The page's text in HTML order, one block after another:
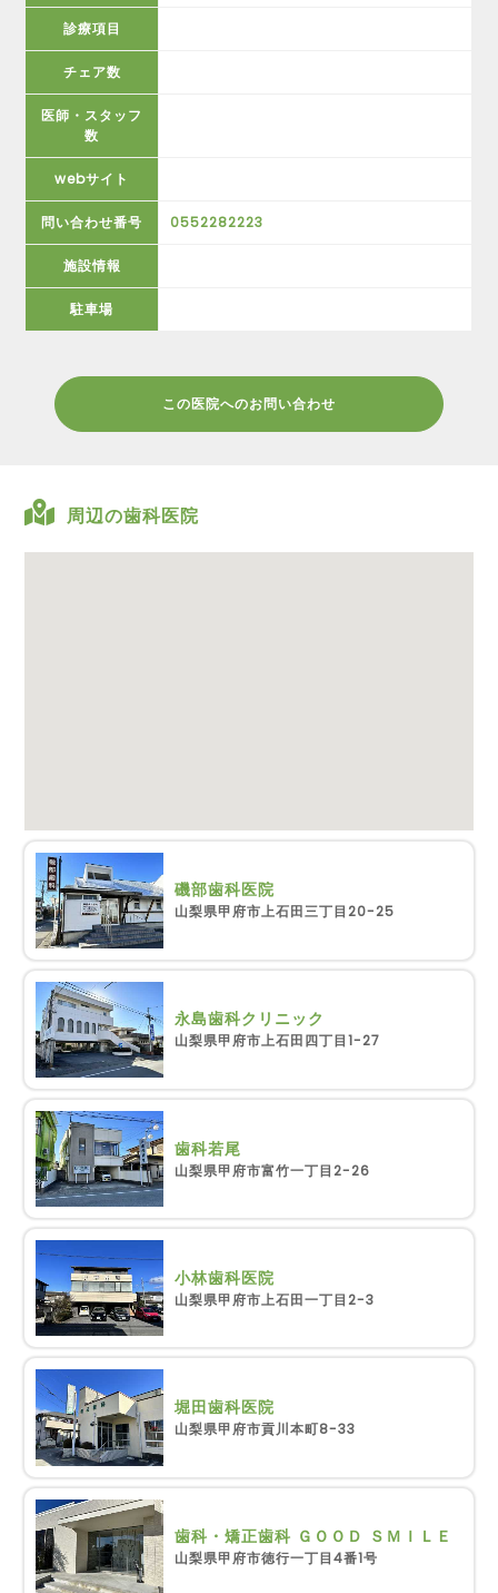
診療項目
チェア数
医師・スタッフ
数
webサイト
問い合わせ番号 0552282223
施設情報
駐車場
この医院へのお問い合わせ
周辺の歯科医院
磯部歯科医院
山梨県甲府市上石田三丁目20-25
永島歯科クリニック
山梨県甲府市上石田四丁目1-27
歯科若尾
山梨県甲府市富竹一丁目2-26
小林歯科医院
山梨県甲府市上石田一丁目2-3
堀田歯科医院
山梨県甲府市貢川本町8-33
歯科・矯正歯科 ＧＯＯＤ ＳＭＩＬＥ
山梨県甲府市徳行一丁目4番1号